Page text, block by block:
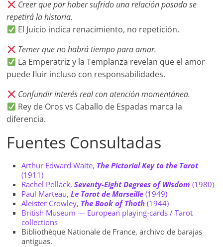
Creer que por haber sufrido una relación pasada se
repetirá la historia.
El Juicio indica renacimiento, no repetición.
Temer que no habrá tiempo para amar.
La Emperatriz y la Templanza revelan que el amor
puede fluir incluso con responsabilidades.
Confundir interés real con atención momentánea.
Rey de Oros vs Caballo de Espadas marca la
diferencia.
Fuentes Consultadas
Arthur Edward Waite, The Pictorial Key to the Tarot
(1911)
Rachel Pollack,Seventy-Eight Degrees of Wisdom (1980)
Paul Marteau,Le Tarot de Marseille (1949)
Aleister Crowley, The Book of Thoth (1944)
British Museum — European playing-cards / Tarot
collections
Bibliothèque Nationale de France, archivo de barajas
antiguas.